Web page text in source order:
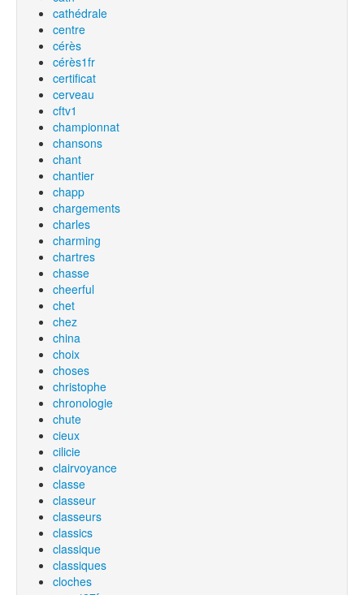
cathédrale
centre
cérès
cérès1fr
certificat
cerveau
cftv1
championnat
chansons
chant
chantier
chapp
chargements
charles
charming
chartres
chasse
cheerful
chet
chez
china
choix
choses
christophe
chronologie
chute
cieux
cilicie
clairvoyance
classe
classeur
classeurs
classics
classique
classiques
cloches